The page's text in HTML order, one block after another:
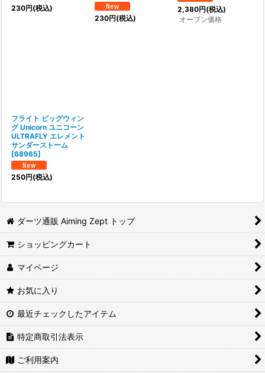
230円(税込)
230円(税込)
2,380円(税込)
オープン価格
フライト ビッグウィン
グ Unicorn ユニコーン
ULTRAFLY エレメント
サンダーストーム
[68965]
250円(税込)
ダーツ通販 Aiming Zept トップ
ショッピングカート
マイページ
お気に入り
最近チェックしたアイテム
特定商取引法表示
ご利用案内